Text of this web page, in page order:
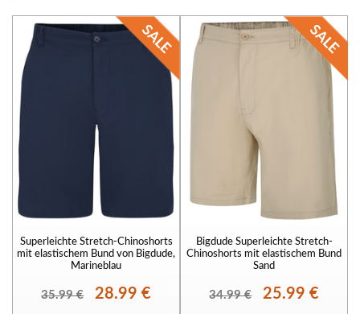
Superleichte Stretch-Chinoshorts
mit elastischem Bund von Bigdude,
Marineblau
35.99 € 28.99 €
Bigdude Superleichte Stretch-
Chinoshorts mit elastischem Bund
Sand
34.99 € 25.99 €